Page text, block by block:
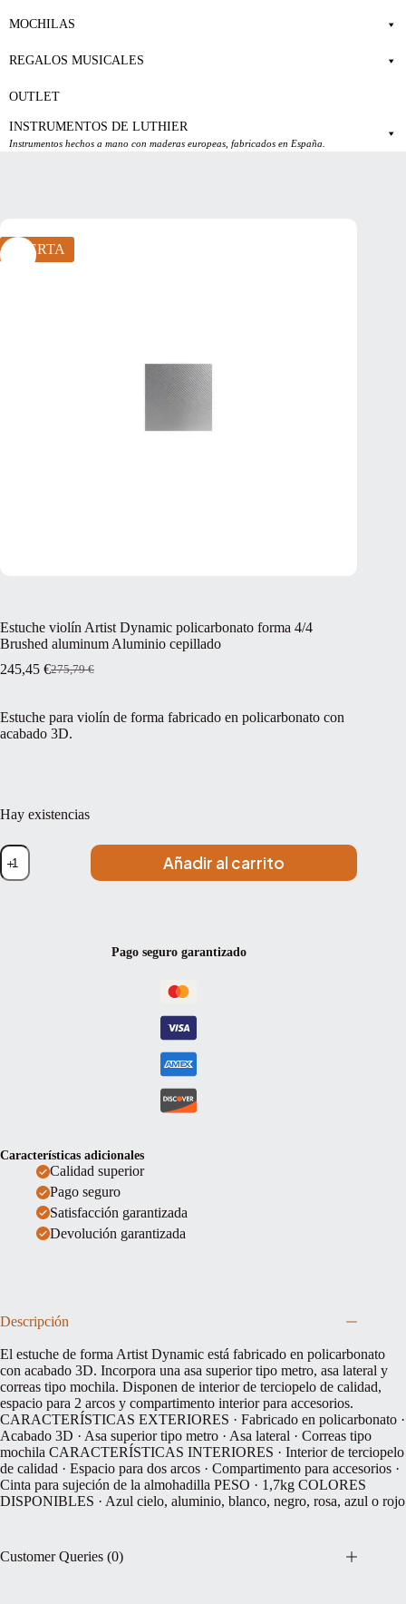
MOCHILAS
REGALOS MUSICALES
OUTLET
INSTRUMENTOS DE LUTHIER
Instrumentos hechos a mano con maderas europeas, fabricados en España.
OFERTA
Estuche violín Artist Dynamic policarbonato forma 4/4
Brushed aluminum Aluminio cepillado
275,79€
El
original
era:
275,79 €.
245,45 €El
es:
245,45 €.
Estuche para violín de forma fabricado en policarbonato con
acabado 3D.
Hay existencias
Estuche
violín
Artist
Añadir al carrito
Pago seguro garantizado
Características adicionales
Calidad superior
Pago seguro
Satisfacción garantizada
Devolución garantizada
Descripción
El estuche de forma Artist Dynamic está fabricado en policarbonato
con acabado 3D. Incorpora una asa superior tipo metro, asa lateral y
correas tipo mochila. Disponen de interior de terciopelo de calidad,
espacio para 2 arcos y compartimento interior para accesorios.
CARACTERÍSTICAS EXTERIORES · Fabricado en policarbonato ·
Acabado 3D · Asa superior tipo metro · Asa lateral · Correas tipo
mochila CARACTERÍSTICAS INTERIORES · Interior de terciopelo
de calidad · Espacio para dos arcos · Compartimento para accesorios ·
Cinta para sujeción de la almohadilla PESO · 1,7kg COLORES
DISPONIBLES · Azul cielo, aluminio, blanco, negro, rosa, azul o rojo
Customer Queries (0)